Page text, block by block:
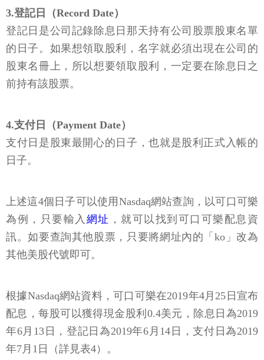
3.登記日（Record Date）
登記日是公司記錄除息日那天持有公司股票股東名單
的日子。如果想領取股利，名字就必須出現在公司的
股東名冊上，所以想要領取股利，一定要在除息日之
前持有該股票。
4.支付日（Payment Date）
支付日是股東最開心的日子，也就是股利正式入帳的
日子。
上述這4個日子可以使用Nasdaq網站查詢，以可口可樂
為例，只要輸入 網址 ，就可以找到可口可樂配息資
訊。如要查詢其他股票，只要將網址內的「ko」改為
其他美股代號即可。
根據Nasdaq網站資料，可口可樂在2019年4月25日宣布
配息，每股可以獲得現金股利0.4美元，除息日為2019
年6月13日，登記日為2019年6月14日，支付日為2019
年7月1日（詳見表4）。